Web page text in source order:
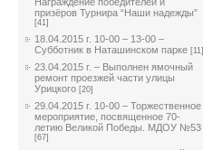
призёров Турнира “Наши надежды”
[41]
18.04.2015 г. 10-00 – 13-00 –
Субботник в Наташинском парке [11]
23.04.2015 г. – Выполнен ямочный
ремонт проезжей части улицы
Урицкого [20]
29.04.2015 г. 10-00 – Торжественное
мероприятие, посвященное 70-
летию Великой Победы. МДОУ №53
[67]